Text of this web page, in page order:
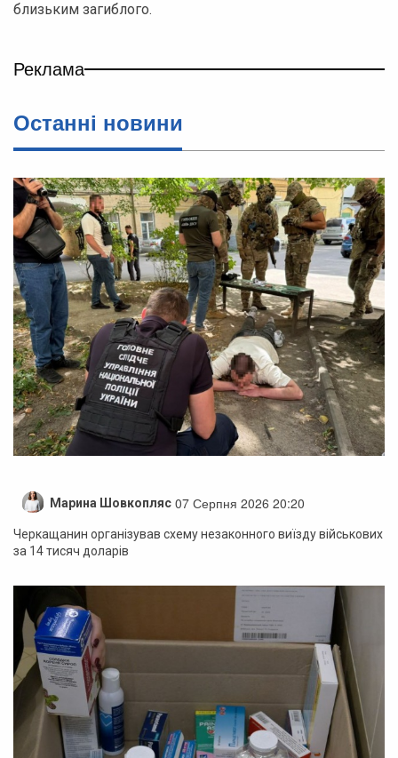
близьким загиблого.
Реклама
Останні новини
Марина Шовкопляс 07 Серпня 2026 20:20
Черкащанин організував схему незаконного виїзду військових
за 14 тисяч доларів